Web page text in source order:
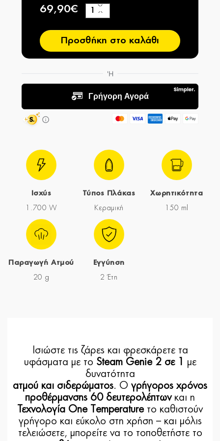
69,90€
−
+
Προσθήκη στο καλάθι
Ισχύς
1.700 W
Τύπος Πλάκας
Κεραμική
Χωρητικότητα
150 ml
Παραγωγή Ατμού
20 g
Εγγύηση
2 Έτη
Ισιώστε τις ζάρες και φρεσκάρετε τα
υφάσματα με το Steam Genie 2 σε 1
με
δυνατότητα
ατμού και σιδερώματος. Ο γρήγορος χρόνος
προθέρμανσης 60 δευτερολέπτωνκαι η
Τεχνολογία One Temperatureτο καθιστούν
γρήγορο και εύκολο στη χρήση – και μόλις
τελειώσετε, μπορείτε να το τοποθετήστε το